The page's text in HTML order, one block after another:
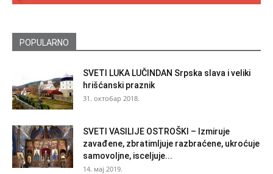
POPULARNO
SVETI LUKA LUČINDAN Srpska slava i veliki
hrišćanski praznik
31. октобар 2018.
SVETI VASILIJE OSTROŠKI – Izmiruje
zavađene, zbratimljuje razbraćene, ukroćuje
samovoljne, isceljuje...
14. мај 2019.